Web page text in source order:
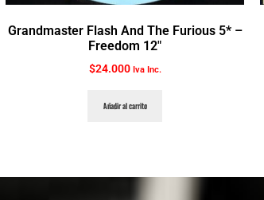
Grandmaster Flash And The Furious 5* ‎–
Freedom 12″
$24.000 Iva Inc.
Añadir al carrito